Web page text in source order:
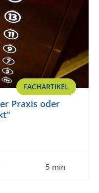
FACHARTIKEL
Praxis oder
5 min